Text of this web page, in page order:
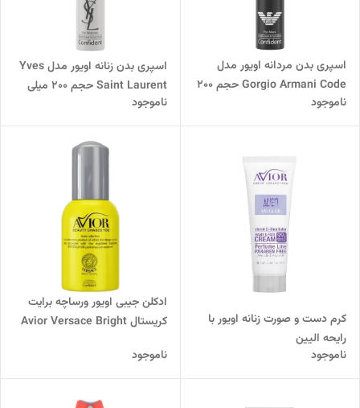
اسپری بدن مردانه اویور مدل
Gorgio Armani Code حجم 200
میلی لیتر
ناموجود
اسپری بدن زنانه اویور مدل Yves
Saint Laurent حجم 200 میلی
لیتر
ناموجود
کرم دست و صورت زنانه اویور با
رایحه الیین
ناموجود
ادکلن جیبی اویور ورساچه برایت
کریستال Avior Versace Bright
ناموجود